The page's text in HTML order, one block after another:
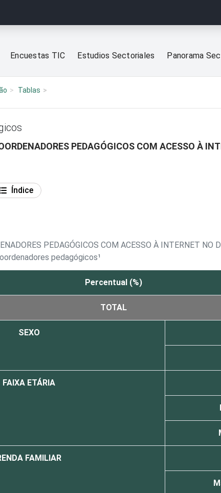
Encuestas TIC Estudios Sectoriales Panorama
Tablas
PEDAGÓGICOS COM ACESSO À
Índice
PEDAGÓGICOS COM ACESSO À INTERNET NO
pedagógicos¹
Percentual (%)
TOTAL
SEXO
FAIXA ETÁRIA
FAMILIAR